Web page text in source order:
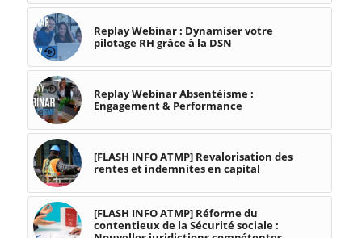
Replay Webinar : Dynamiser votre
pilotage RH grâce à la DSN
Replay Webinar Absentéisme :
Engagement & Performance
[FLASH INFO ATMP] Revalorisation des
rentes et indemnites en capital
[FLASH INFO ATMP] Réforme du
contentieux de la Sécurité sociale :